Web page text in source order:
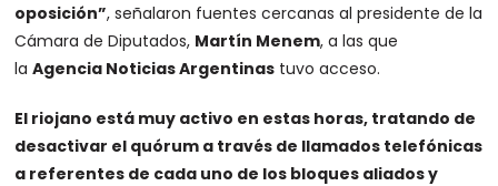
oposición”, señalaron fuentes cercanas al presidente de la
Cámara de Diputados, Martín Menem, a las que
laAgencia Noticias Argentinas tuvo acceso.
El riojano está muy activo en estas horas, tratando de
desactivar el quórum a través de llamados telefónicas
a referentes de cada uno de los bloques aliados y